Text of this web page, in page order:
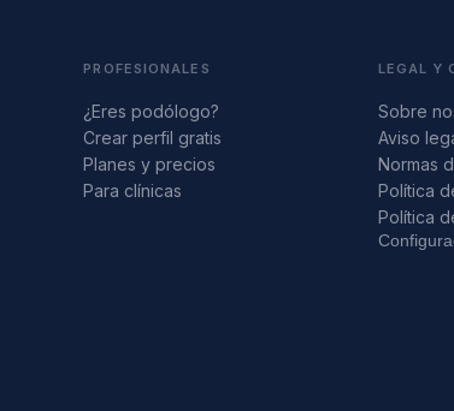
PROFESIONALES
¿Eres podólogo?
Crear perfil gratis
Planes y precios
Para clínicas
LEGAL Y
Sobre
Aviso
Normas
Política
Política